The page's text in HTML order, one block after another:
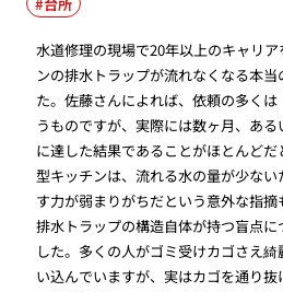
水道修理の現場で20年以上のキャリ
ンの排水トラップが流れなくなる本
た。佐藤さんによれば、依頼の多く
うものですが、実際には数ヶ月、あ
に達した結果であることがほとんど
型キッチンは、流れる水の量が少な
す力が弱まりがちだという意外な指摘
排水トラップの構造自体が持つ盲点
した。多くの人がゴミ受けカゴさえ
い込んでいますが、実はカゴを通り